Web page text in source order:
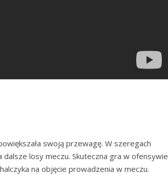
swoją przewagę. W szeregach
dalsze losy meczu. Skuteczna gra w ofensywie
na objęcie prowadzenia w meczu.